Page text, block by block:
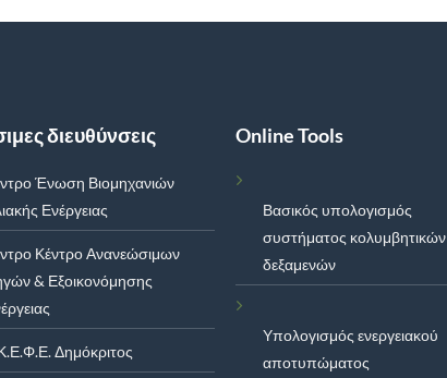
διευθύνσεις
Ένωση Βιομηχανιών
Ενέργειας
Κέντρο Ανανεώσιμων
& Εξοικονόμησης
Δημόκριτος
Online Tools
Βασικός υπολογισμός
συστήματος κολυμβητικών
δεξαμενών
Υπολογισμός ενεργειακού
αποτυπώματος